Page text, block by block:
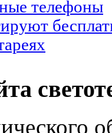
телефоны